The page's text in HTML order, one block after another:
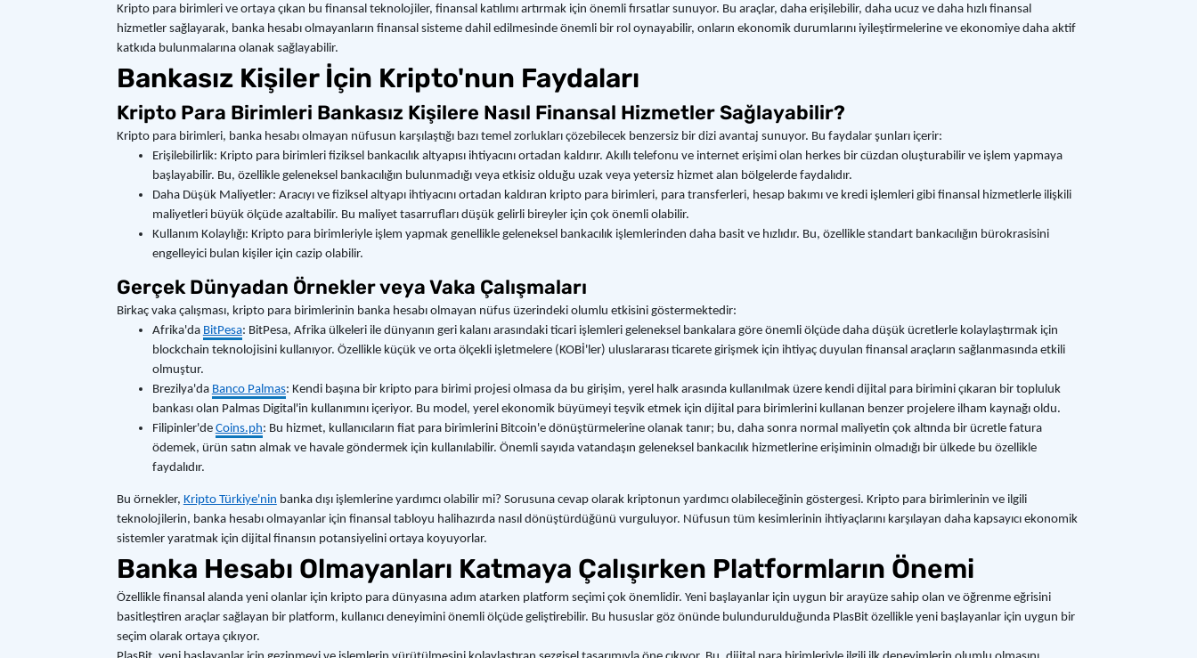
Kripto para birimleri ve ortaya çıkan bu finansal teknolojiler, finansal katılımı artırmak için önemli fırsatlar sunuyor. Bu araçlar, daha erişilebilir, daha ucuz ve daha hızlı finansal
hizmetler sağlayarak, banka hesabı olmayanların finansal sisteme dahil edilmesinde önemli bir rol oynayabilir, onların ekonomik durumlarını iyileştirmelerine ve ekonomiye daha aktif
katkıda bulunmalarına olanak sağlayabilir.
Bankasız Kişiler İçin Kripto'nun Faydaları
Kripto Para Birimleri Bankasız Kişilere Nasıl Finansal Hizmetler Sağlayabilir?
Kripto para birimleri, banka hesabı olmayan nüfusun karşılaştığı bazı temel zorlukları çözebilecek benzersiz bir dizi avantaj sunuyor. Bu faydalar şunları içerir:
Erişilebilirlik: Kripto para birimleri fiziksel bankacılık altyapısı ihtiyacını ortadan kaldırır. Akıllı telefonu ve internet erişimi olan herkes bir cüzdan oluşturabilir ve işlem yapmaya
başlayabilir. Bu, özellikle geleneksel bankacılığın bulunmadığı veya etkisiz olduğu uzak veya yetersiz hizmet alan bölgelerde faydalıdır.
Daha Düşük Maliyetler: Aracıyı ve fiziksel altyapı ihtiyacını ortadan kaldıran kripto para birimleri, para transferleri, hesap bakımı ve kredi işlemleri gibi finansal hizmetlerle ilişkili
maliyetleri büyük ölçüde azaltabilir. Bu maliyet tasarrufları düşük gelirli bireyler için çok önemli olabilir.
Kullanım Kolaylığı: Kripto para birimleriyle işlem yapmak genellikle geleneksel bankacılık işlemlerinden daha basit ve hızlıdır. Bu, özellikle standart bankacılığın bürokrasisini
engelleyici bulan kişiler için cazip olabilir.
Gerçek Dünyadan Örnekler veya Vaka Çalışmaları
Birkaç vaka çalışması, kripto para birimlerinin banka hesabı olmayan nüfus üzerindeki olumlu etkisini göstermektedir:
Afrika'da BitPesa: BitPesa, Afrika ülkeleri ile dünyanın geri kalanı arasındaki ticari işlemleri geleneksel bankalara göre önemli ölçüde daha düşük ücretlerle kolaylaştırmak için
blockchain teknolojisini kullanıyor. Özellikle küçük ve orta ölçekli işletmelere (KOBİ'ler) uluslararası ticarete girişmek için ihtiyaç duyulan finansal araçların sağlanmasında etkili
olmuştur.
Brezilya'da Banco Palmas: Kendi başına bir kripto para birimi projesi olmasa da bu girişim, yerel halk arasında kullanılmak üzere kendi dijital para birimini çıkaran bir topluluk
bankası olan Palmas Digital'in kullanımını içeriyor. Bu model, yerel ekonomik büyümeyi teşvik etmek için dijital para birimlerini kullanan benzer projelere ilham kaynağı oldu.
Filipinler'de Coins.ph: Bu hizmet, kullanıcıların fiat para birimlerini Bitcoin'e dönüştürmelerine olanak tanır; bu, daha sonra normal maliyetin çok altında bir ücretle fatura
ödemek, ürün satın almak ve havale göndermek için kullanılabilir. Önemli sayıda vatandaşın geleneksel bankacılık hizmetlerine erişiminin olmadığı bir ülkede bu özellikle
faydalıdır.
Bu örnekler, Kripto Türkiye'nin banka dışı işlemlerine yardımcı olabilir mi? Sorusuna cevap olarak kriptonun yardımcı olabileceğinin göstergesi. Kripto para birimlerinin ve ilgili
teknolojilerin, banka hesabı olmayanlar için finansal tabloyu halihazırda nasıl dönüştürdüğünü vurguluyor. Nüfusun tüm kesimlerinin ihtiyaçlarını karşılayan daha kapsayıcı ekonomik
sistemler yaratmak için dijital finansın potansiyelini ortaya koyuyorlar.
Banka Hesabı Olmayanları Katmaya Çalışırken Platformların Önemi
Özellikle finansal alanda yeni olanlar için kripto para dünyasına adım atarken platform seçimi çok önemlidir. Yeni başlayanlar için uygun bir arayüze sahip olan ve öğrenme eğrisini
basitleştiren araçlar sağlayan bir platform, kullanıcı deneyimini önemli ölçüde geliştirebilir. Bu hususlar göz önünde bulundurulduğunda PlasBit özellikle yeni başlayanlar için uygun bir
seçim olarak ortaya çıkıyor.